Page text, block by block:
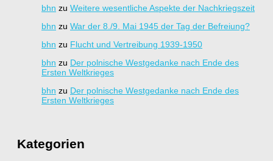
bhn zu Weitere wesentliche Aspekte der Nachkriegszeit
bhn zu War der 8./9. Mai 1945 der Tag der Befreiung?
bhn zu Flucht und Vertreibung 1939-1950
bhn zu Der polnische Westgedanke nach Ende des
Ersten Weltkrieges
bhn zu Der polnische Westgedanke nach Ende des
Ersten Weltkrieges
Kategorien